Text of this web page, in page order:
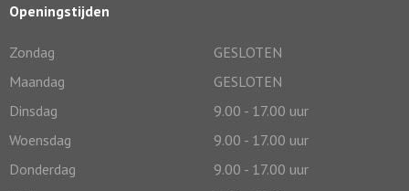
Openingstijden
Zondag
GESLOTEN
Maandag
GESLOTEN
Dinsdag
9.00 - 17.00 uur
Woensdag
9.00 - 17.00 uur
Donderdag
9.00 - 17.00 uur